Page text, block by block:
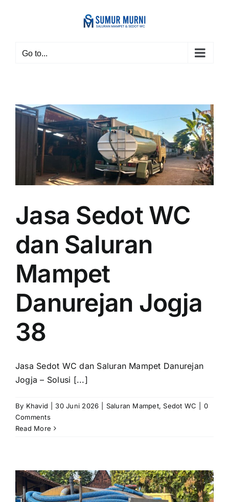
Go to...
Jasa Sedot WC
dan Saluran
Mampet
Danurejan Jogja
38
Jasa Sedot WC dan Saluran Mampet Danurejan
Jogja – Solusi [...]
By Khavid 30 Juni 2026 Saluran Mampet,Sedot WC
0
Comments
Read More